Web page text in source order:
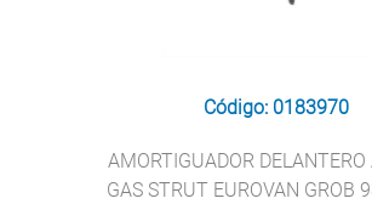
Código: 0183970
AMORTIGUADOR
GAS STRUT EUROVAN GROB